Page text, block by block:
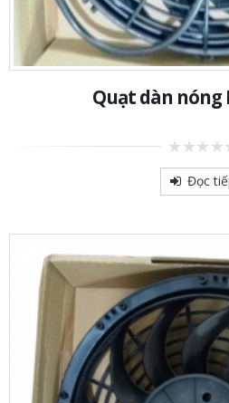
Quạt dàn nóng
0
out Đọc